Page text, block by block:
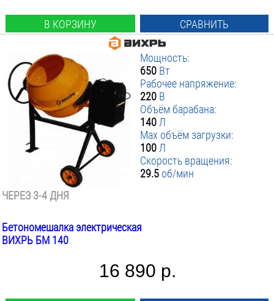
В КОРЗИНУ СРАВНИТЬ
Мощность:
650 Вт
Рабочее напряжение:
220 В
Объём барабана:
140 Л
Max объём загрузки:
100 Л
Скорость вращения:
29.5 об/мин
ЧЕРЕЗ 3-4 ДНЯ
Бетономешалка электрическая
ВИХРЬ БМ 140
16 890 р.